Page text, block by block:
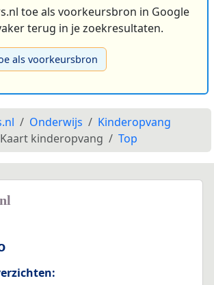
toe als voorkeursbron in Google
terug in je zoekresultaten.
als voorkeursbron
Onderwijs
Kinderopvang
Kaart kinderopvang
Top